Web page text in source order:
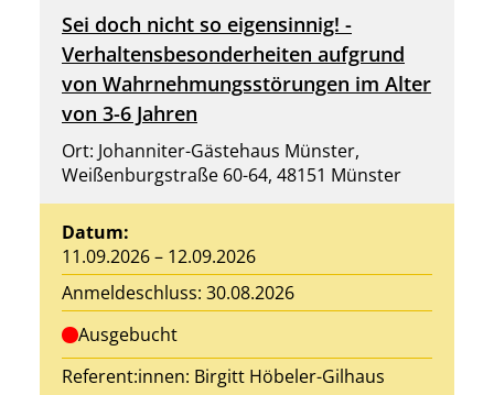
Sei doch nicht so eigensinnig! -
Verhaltensbesonderheiten aufgrund
von Wahrnehmungsstörungen im Alter
von 3-6 Jahren
Ort: Johanniter-Gästehaus Münster,
Weißenburgstraße 60-64, 48151 Münster
Datum:
11.09.2026 – 12.09.2026
Anmeldeschluss: 30.08.2026
Ausgebucht
Referent:innen: Birgitt Höbeler-Gilhaus